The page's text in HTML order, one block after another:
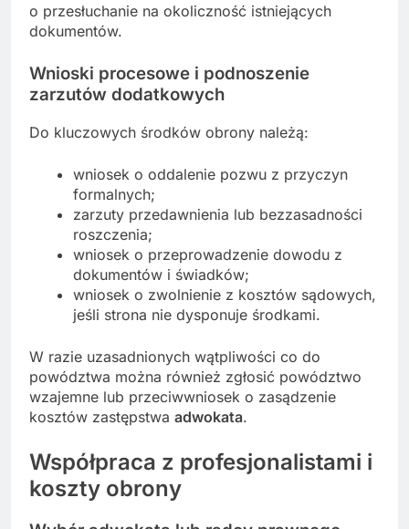
o przesłuchanie na okoliczność istniejących
dokumentów.
Wnioski procesowe i podnoszenie
zarzutów dodatkowych
Do kluczowych środków obrony należą:
wniosek o oddalenie pozwu z przyczyn
formalnych;
zarzuty przedawnienia lub bezzasadności
roszczenia;
wniosek o przeprowadzenie dowodu z
dokumentów i świadków;
wniosek o zwolnienie z kosztów sądowych,
jeśli strona nie dysponuje środkami.
W razie uzasadnionych wątpliwości co do
powództwa można również zgłosić powództwo
wzajemne lub przeciwwniosek o zasądzenie
kosztów zastępstwa adwokata.
Współpraca z profesjonalistami i
koszty obrony